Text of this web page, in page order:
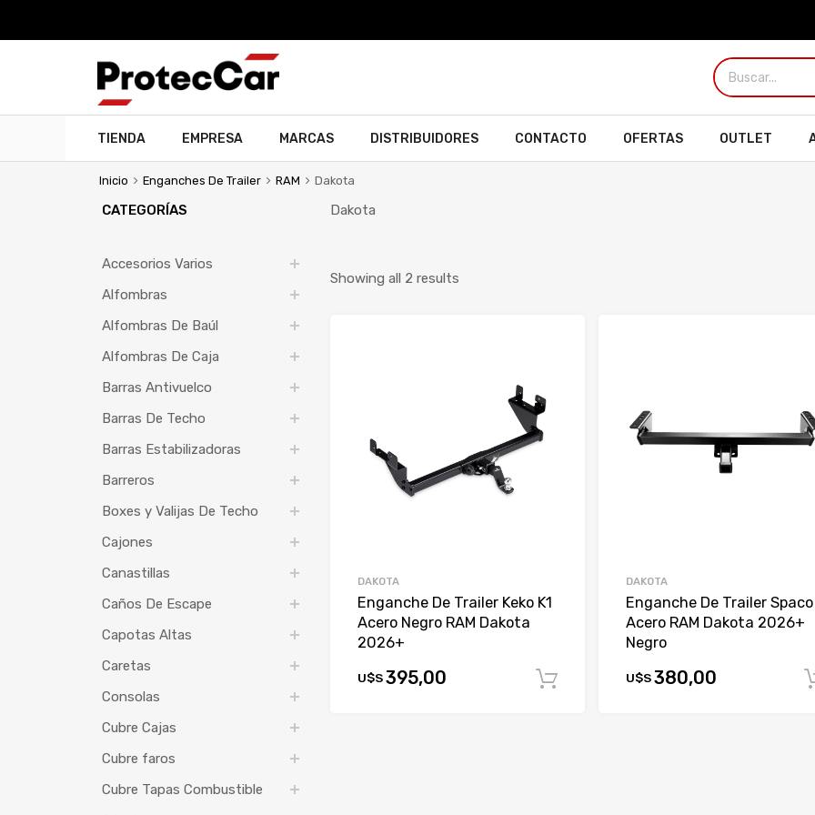
TIENDA EMPRESA MARCAS DISTRIBUIDORES CONTACTO OFERTAS OUTLET
Inicio Enganches De Trailer RAM Dakota
Dakota
Showing all 2 results
DAKOTA
Enganche De Trailer Keko K1
Acero Negro RAM Dakota
2026+
U$S395,00 Comprar
DAKOTA
Enganche De Trailer Spaco
Acero RAM Dakota 2026+
Negro
U$S380,00
CATEGORÍAS
Accesorios Varios
Alfombras
Alfombras De Baúl
Alfombras De Caja
Barras Antivuelco
Barras De Techo
Barras Estabilizadoras
Barreros
Boxes y Valijas De Techo
Cajones
Canastillas
Caños De Escape
Capotas Altas
Caretas
Consolas
Cubre Cajas
Cubre faros
Cubre Tapas Combustible